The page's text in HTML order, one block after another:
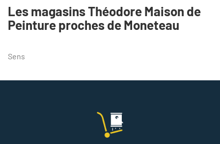
Les magasins Théodore Maison de
Peinture proches de Moneteau
Sens